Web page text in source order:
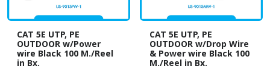
CAT 5E UTP, PE
OUTDOOR w/Power
wire Black 100 M./Reel
in Bx.
CAT 5E UTP, PE
OUTDOOR w/Drop Wire
& Power wire Black 100
M./Reel in Bx.